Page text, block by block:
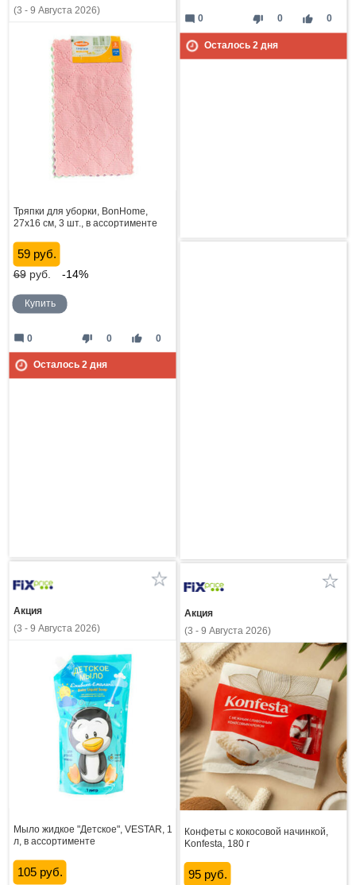
thumb_down 0 thumb_up 0
mode_comment 0
Осталось 2дня
(3 - 9 Августа 2026)
Тряпки для уборки, BonHome,
27х16 см, 3 шт., в ассортименте
59 руб.
69руб. -14%
Купить
thumb_down 0 thumb_up 0
mode_comment 0
Осталось 2дня
Акция
(3 - 9 Августа 2026)
Мыло жидкое "Детское", VESTAR, 1
л, в ассортименте
105 руб.
Акция
(3 - 9 Августа 2026)
Конфеты с кокосовой начинкой,
Konfesta, 180 г
95 руб.